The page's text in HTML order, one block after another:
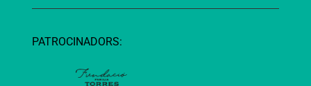
PATROCINADORS: